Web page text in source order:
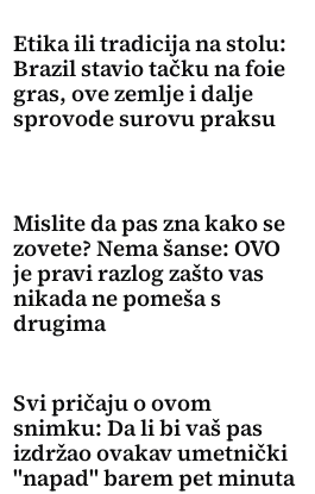
Etika ili tradicija na stolu:
Brazil stavio tačku na foie
gras, ove zemlje i dalje
sprovode surovu praksu
Mislite da pas zna kako se
zovete? Nema šanse: OVO
je pravi razlog zašto vas
nikada ne pomeša s
drugima
Svi pričaju o ovom
snimku: Da li bi vaš pas
izdržao ovakav umetnički
"napad" barem pet minuta